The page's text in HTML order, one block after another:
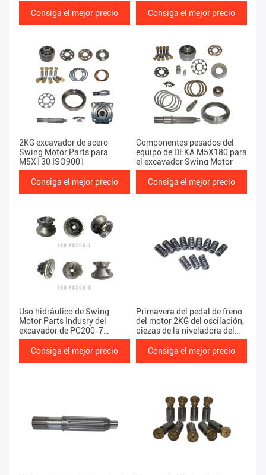
Consiga el mejor precio Consiga el mejor precio
2KG excavador de acero
Swing Motor Parts para
M5X130 ISO9001
Consiga el mejor precio
Componentes pesados del
equipo de DEKA M5X180 para
el excavador Swing Motor
Consiga el mejor precio
Uso hidráulico de Swing
Motor Parts Indusry del
excavador de PC200-7
HPV95
Consiga el mejor precio
Primavera del pedal de freno
del motor 2KG del oscilación,
piezas de la niveladora del
mercado de accesorios
M5X130
Consiga el mejor precio